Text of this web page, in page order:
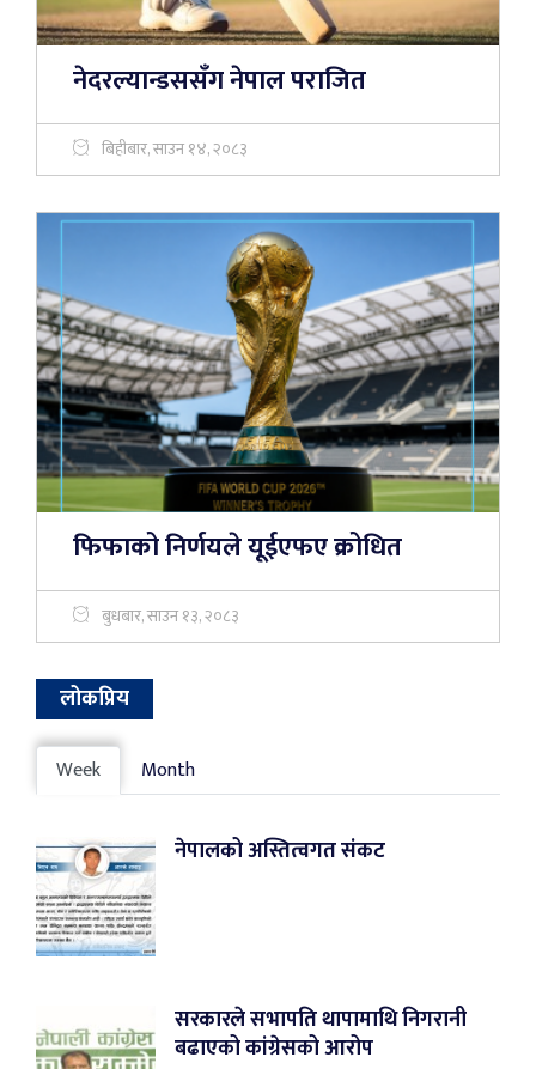
नेदरल्यान्डससँग नेपाल पराजित
बिहीबार, साउन १४, २०८३
फिफाको निर्णयले यूईएफए क्रोधित
बुधबार, साउन १३, २०८३
लोकप्रिय
Week Month
नेपालको अस्तित्वगत संकट
सरकारले सभापति थापामाथि निगरानी
बढाएको कांग्रेसको आरोप